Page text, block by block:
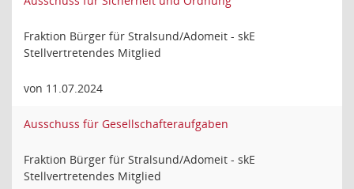
Fraktion Bürger für Stralsund/Adomeit - skE
Stellvertretendes Mitglied
von 11.07.2024
Ausschuss für Gesellschafteraufgaben
Fraktion Bürger für Stralsund/Adomeit - skE
Stellvertretendes Mitglied